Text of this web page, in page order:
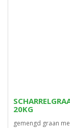
20KG
gemengd graan